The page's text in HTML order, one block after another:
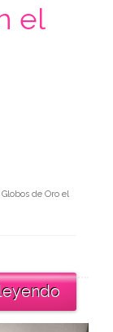
el
de Oro el